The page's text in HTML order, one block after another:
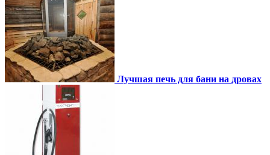
Лучшая печь для бани на дровах